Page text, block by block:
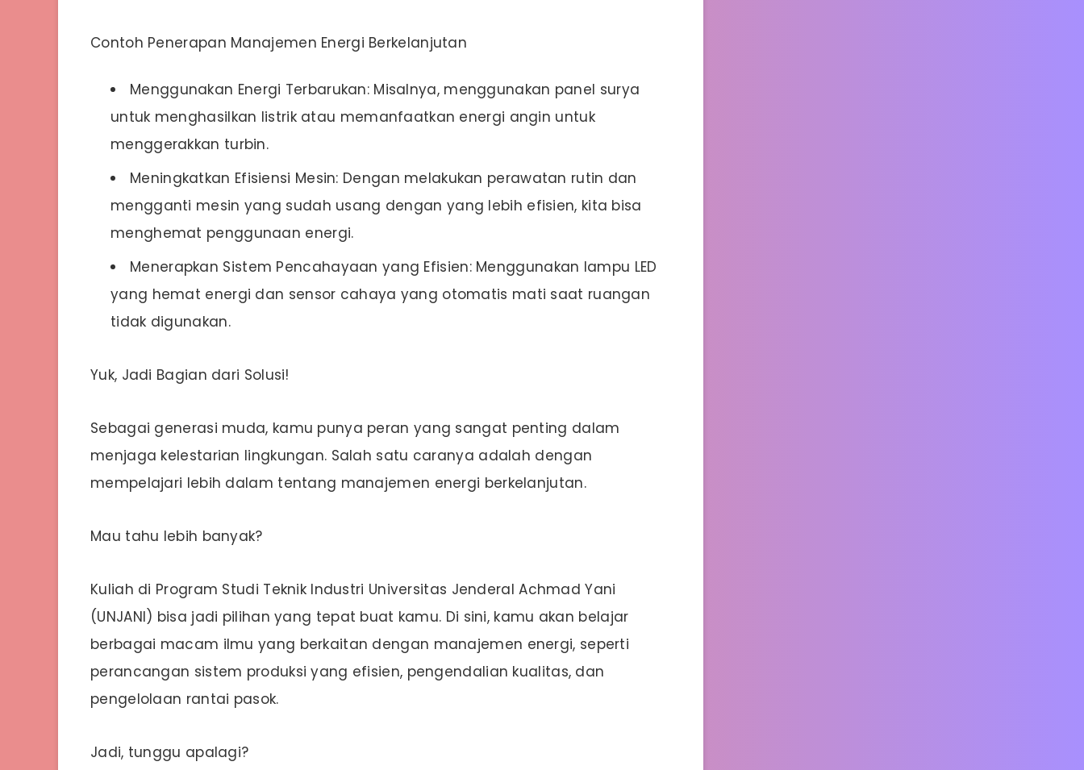
Contoh Penerapan Manajemen Energi Berkelanjutan
Menggunakan Energi Terbarukan: Misalnya, menggunakan panel surya
untuk menghasilkan listrik atau memanfaatkan energi angin untuk
menggerakkan turbin.
Meningkatkan Efisiensi Mesin: Dengan melakukan perawatan rutin dan
mengganti mesin yang sudah usang dengan yang lebih efisien, kita bisa
menghemat penggunaan energi.
Menerapkan Sistem Pencahayaan yang Efisien: Menggunakan lampu LED
yang hemat energi dan sensor cahaya yang otomatis mati saat ruangan
tidak digunakan.
Yuk, Jadi Bagian dari Solusi!
Sebagai generasi muda, kamu punya peran yang sangat penting dalam
menjaga kelestarian lingkungan. Salah satu caranya adalah dengan
mempelajari lebih dalam tentang manajemen energi berkelanjutan.
Mau tahu lebih banyak?
Kuliah di Program Studi Teknik Industri Universitas Jenderal Achmad Yani
(UNJANI) bisa jadi pilihan yang tepat buat kamu. Di sini, kamu akan belajar
berbagai macam ilmu yang berkaitan dengan manajemen energi, seperti
perancangan sistem produksi yang efisien, pengendalian kualitas, dan
pengelolaan rantai pasok.
Jadi, tunggu apalagi?